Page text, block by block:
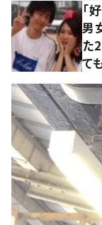
「
男
た
て